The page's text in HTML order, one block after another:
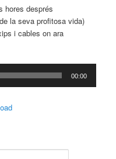
hores després
la seva profitosa vida)
i cables on ara
00:00